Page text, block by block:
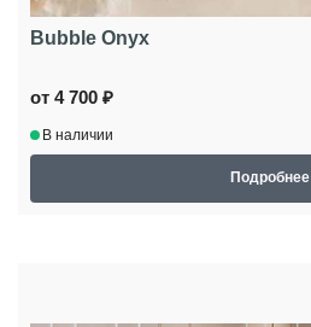
Bubble Onyx
от 4 700 ₽
В наличии
Подробнее